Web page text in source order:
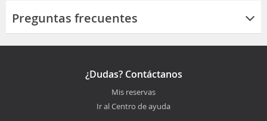
Preguntas frecuentes
¿Dudas? Contáctanos
Mis reservas
Ir al Centro de ayuda